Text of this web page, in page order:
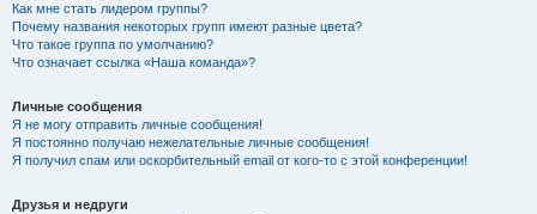
Как мне стать лидером группы?
Почему названия некоторых групп имеют разные цвета?
Что такое группа по умолчанию?
Что означает ссылка «Наша команда»?
Личные сообщения
Я не могу отправить личные сообщения!
Я постоянно получаю нежелательные личные сообщения!
Я получил спам или оскорбительный email от кого-то с этой конференции!
Друзья и недруги